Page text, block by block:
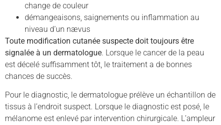
change de couleur
démangeaisons, saignements ou inflammation au
niveau d’un nævus
Toute modification cutanée suspecte doit toujours être
signalée à un dermatologue. Lorsque le cancer de la peau
est décelé suffisamment tôt, le traitement a de bonnes
chances de succès.
Pour le diagnostic, le dermatologue prélève un échantillon de
tissus à l’endroit suspect. Lorsque le diagnostic est posé, le
mélanome est enlevé par intervention chirurgicale. L’ampleur